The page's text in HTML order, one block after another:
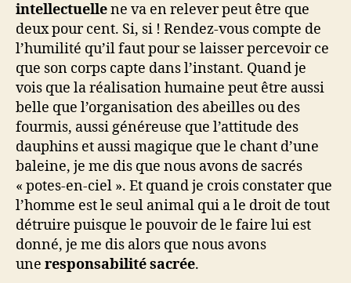
intellectuellene va en relever peut être que
deux pour cent. Si, si ! Rendez-vous compte de
l’humilité qu’il faut pour se laisser percevoir ce
que son corps capte dans l’instant. Quand je
vois que la réalisation humaine peut être aussi
belle que l’organisation des abeilles ou des
fourmis, aussi généreuse que l’attitude des
dauphins et aussi magique que le chant d’une
baleine, je me dis que nous avons de sacrés
« potes-en-ciel ». Et quand je crois constater que
l’homme est le seul animal qui a le droit de tout
détruire puisque le pouvoir de le faire lui est
donné, je me dis alors que nous avons
une responsabilité sacrée.